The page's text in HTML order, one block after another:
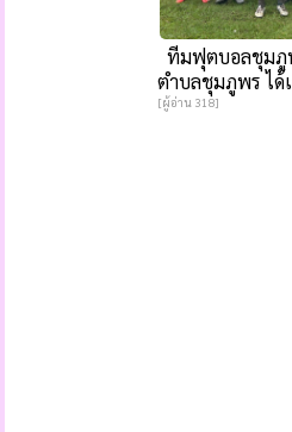
ทีมฟุตบอลชุมภู
ตำบลชุมภูพร ได้
[ผู้อ่าน 318]